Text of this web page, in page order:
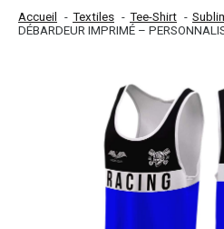
Accueil Textiles Tee-Shirt
DÉBARDEUR IMPRIMÉ –